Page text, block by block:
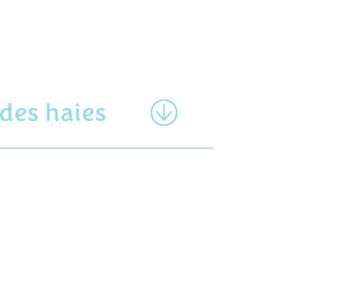
haies